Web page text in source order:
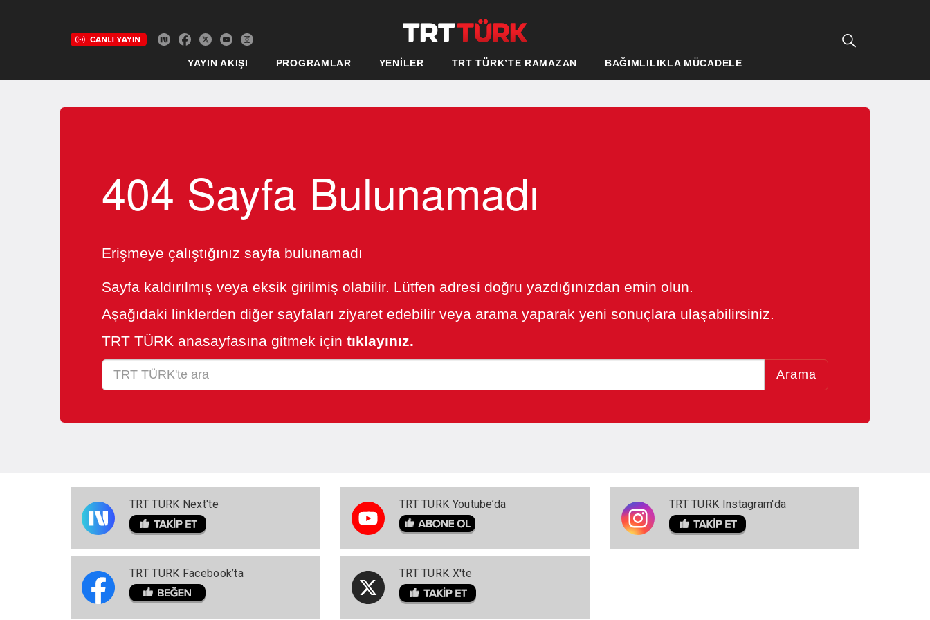
YAYIN AKIŞI PROGRAMLAR YENİLER TRT TÜRK’TE RAMAZAN BAĞIMLILIKLA MÜCADELE
404 Sayfa Bulunamadı
Erişmeye çalıştığınız sayfa bulunamadı
Sayfa kaldırılmış veya eksik girilmiş olabilir. Lütfen adresi doğru yazdığınızdan emin olun.
Aşağıdaki linklerden diğer sayfaları ziyaret edebilir veya arama yaparak yeni sonuçlara ulaşabilirsiniz.
TRT TÜRK anasayfasına gitmek için tıklayınız.
Arama
TRT TÜRK Next'te
TRT TÜRK Facebook’ta
TRT TÜRK Youtube’da
TRT TÜRK X'te
TRT TÜRK Instagram'da